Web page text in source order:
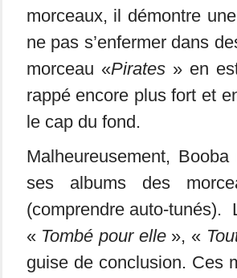
morceaux, il démontre
ne pas s’enfermer dans
morceau «Pirates» en
rappé encore plus fort et
le cap du fond.
Malheureusement,
ses albums des
(comprendre auto-tunés).
« Tombé pour elle», «
guise de conclusion. Ces